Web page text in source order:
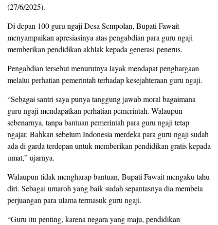
(27/6/2025).
Di depan 100 guru ngaji Desa Sempolan, Bupati Fawait
menyampaikan apresiasinya atas pengabdian para guru ngaji
memberikan pendidikan akhlak kepada generasi penerus.
Pengabdian tersebut menurutnya layak mendapat penghargaan
melalui perhatian pemerintah terhadap kesejahteraan guru ngaji.
“Sebagai santri saya punya tanggung jawab moral bagaimana
guru ngaji mendapatkan perhatian pemerintah. Walaupun
sebenarnya, tanpa bantuan pemerintah para guru ngaji tetap
ngajar. Bahkan sebelum Indonesia merdeka para guru ngaji sudah
ada di garda terdepan untuk memberikan pendidikan gratis kepada
umat,” ujarnya.
Walaupun tidak mengharap bantuan, Bupati Fawait mengaku tahu
diri. Sebagai umaroh yang baik sudah sepantasnya dia membela
perjuangan para ulama termasuk guru ngaji.
“Guru itu penting, karena negara yang maju, pendidikan